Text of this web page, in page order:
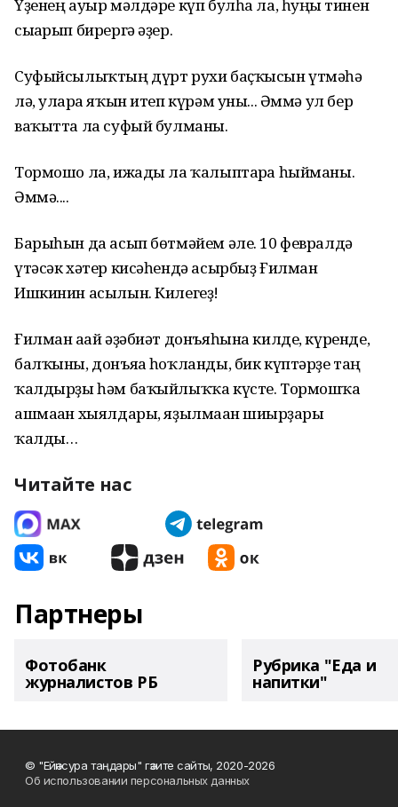
Үҙенең ауыр мәлдәре күп булһа ла, һуңғы тинен
сығарып бирергә әҙер.
Суфыйсылыҡтың дүрт рухи баҫҡысын үтмәһә
лә, уларға яҡын итеп күрәм уны... Әммә ул бер
ваҡытта ла суфый булманы.
Тормошо ла, ижады ла ҡалыптарға һыйманы.
Әммә....
Барыһын да асып бөтмәйем әле. 10 февралдә
үтәсәк хәтер кисәһендә асырбыҙ Ғилман
Ишкинин асылын. Килегеҙ!
Ғилман ағай әҙәбиәт донъяһына килде, күренде,
балҡыны, донъяға һоҡланды, бик күптәрҙе таң
ҡалдырҙы һәм баҡыйлыҡҡа күсте. Тормошҡа
ашмаған хыялдары, яҙылмаған шиғырҙары
ҡалды…
Читайте нас
Партнеры
Фотобанк
журналистов РБ
Рубрика "Еда и
напитки"
© "Ейәнсура таңдары" гәзите сайты, 2020-2026
Об использовании персональных данных